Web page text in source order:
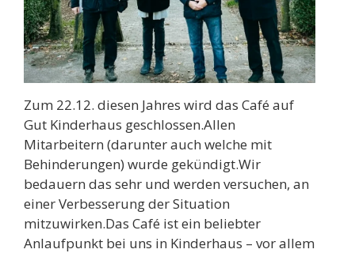
Zum 22.12. diesen Jahres wird das Café auf
Gut Kinderhaus geschlossen.Allen
Mitarbeitern (darunter auch welche mit
Behinderungen) wurde gekündigt.Wir
bedauern das sehr und werden versuchen, an
einer Verbesserung der Situation
mitzuwirken.Das Café ist ein beliebter
Anlaufpunkt bei uns in Kinderhaus – vor allem